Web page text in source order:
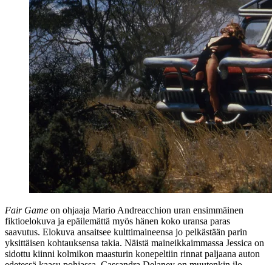
Fair Game on ohjaaja Mario Andreacchion uran ensimmäinen
fiktioelokuva ja epäilemättä myös hänen koko uransa paras
saavutus. Elokuva ansaitsee kulttimaineensa jo pelkästään parin
yksittäisen kohtauksensa takia. Näistä maineikkaimmassa Jessica on
sidottu kiinni kolmikon maasturin konepeltiin rinnat paljaana auton